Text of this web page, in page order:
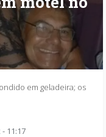
em geladeira; os
11:17